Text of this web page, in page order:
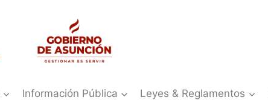
Información Pública Leyes & Reglamentos